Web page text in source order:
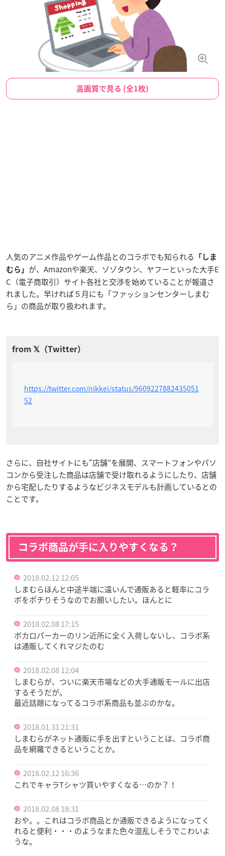
高画質で見る (全1枚)
人気のアニメ作品やゲーム作品とのコラボでも知られる
「しま
むら」 が、Amazonや楽天、ゾゾタウン、ヤフーといった大手E
C（電子商取引）サイト各社と交渉を始めていることが報道さ
れました。早ければ５月にも「ファッションセンターしまむ
ら」の商品が取り扱われます。
https://twitter.com/nikkei/status/9609227882435051
52
さらに、自社サイトにも“店舗”を展開、スマートフォンやパソ
コンから受注した商品は店舗で受け取れるようにしたり、店舗
から宅配したりするようなビジネスモデルも計画しているとの
ことです。
コラボ商品が手に入りやすくなる？
2018.02.12 12:05
しまむらほんと中途半端に遠いんで通販あると軽率にコラ
ボをポチりそうなのでお願いしたい。ほんとに
2018.02.08 17:15
ボカロパーカーのリン近所に全く入荷しないし、コラボ系
は通販してくれマジたのむ
2018.02.08 12:04
しまむらが、ついに楽天市場などの大手通販モールに出店
するそうだが。
最近話題になってるコラボ系商品も並ぶのかな。
2018.01.31 21:31
しまむらがネット通販に手を出すということは、コラボ商
品を網羅できるということか。
2018.02.12 16:36
これでキャラTシャツ買いやすくなる…のか？！
2018.02.08 18:31
おや。。これはコラボ商品とか通販できるようになってく
れると便利・・・のようなまた色々混乱しそうでこわいよ
うな。